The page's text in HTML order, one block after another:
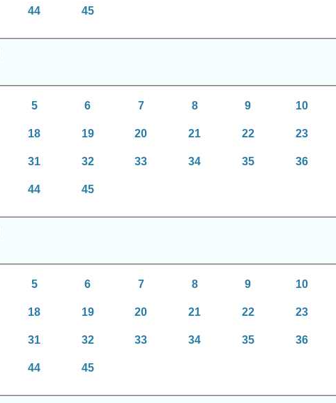
44 45
5 6 7 8 9 10
18 19 20 21 22 23
31 32 33 34 35 36
44 45
5 6 7 8 9 10
18 19 20 21 22 23
31 32 33 34 35 36
44 45